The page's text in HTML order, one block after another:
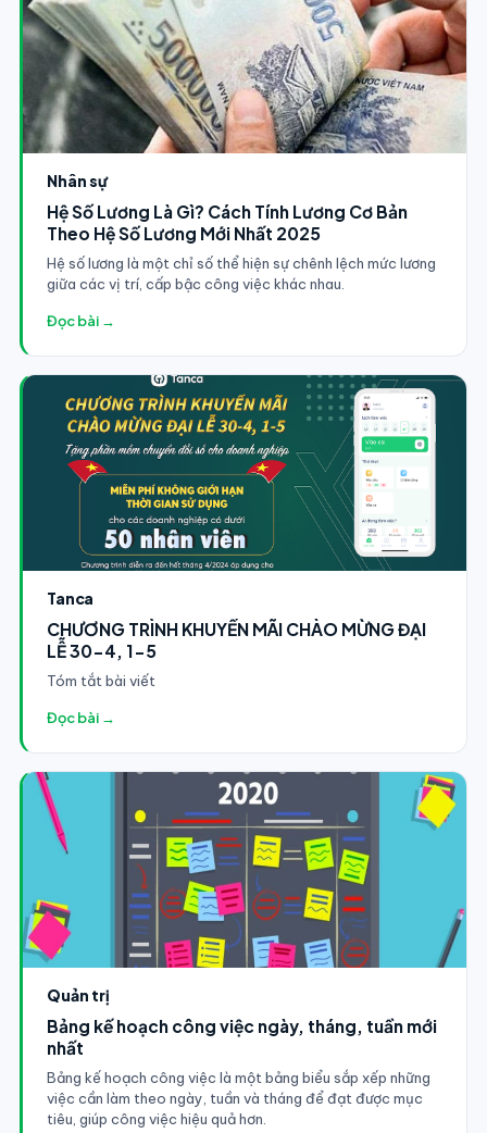
Nhân sự
Hệ Số Lương Là Gì? Cách Tính Lương Cơ Bản
Theo Hệ Số Lương Mới Nhất 2025
Hệ số lương là một chỉ số thể hiện sự chênh lệch mức lương
giữa các vị trí, cấp bậc công việc khác nhau.
Đọc bài →
Tanca
CHƯƠNG TRÌNH KHUYẾN MÃI CHÀO MỪNG ĐẠI
LỄ 30-4, 1-5
Tóm tắt bài viết
Đọc bài →
Quản trị
Bảng kế hoạch công việc ngày, tháng, tuần mới
nhất
Bảng kế hoạch công việc là một bảng biểu sắp xếp những
việc cần làm theo ngày, tuần và tháng để đạt được mục
tiêu, giúp công việc hiệu quả hơn.